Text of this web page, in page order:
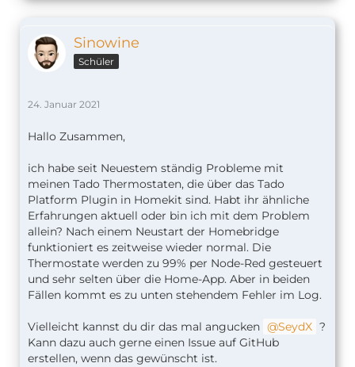
Sinowine
Schüler
24. Januar 2021
Hallo Zusammen,
ich habe seit Neuestem ständig Probleme mit
meinen Tado Thermostaten, die über das Tado
Platform Plugin in Homekit sind. Habt ihr ähnliche
Erfahrungen aktuell oder bin ich mit dem Problem
allein? Nach einem Neustart der Homebridge
funktioniert es zeitweise wieder normal. Die
Thermostate werden zu 99% per Node-Red gesteuert
und sehr selten über die Home-App. Aber in beiden
Fällen kommt es zu unten stehendem Fehler im Log.
Vielleicht kannst du dir das mal angucken SeydX ?
Kann dazu auch gerne einen Issue auf GitHub
erstellen, wenn das gewünscht ist.